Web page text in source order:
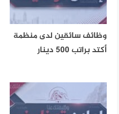
وظائف سائقين لدى منظمة
أكتد براتب 500 دينار